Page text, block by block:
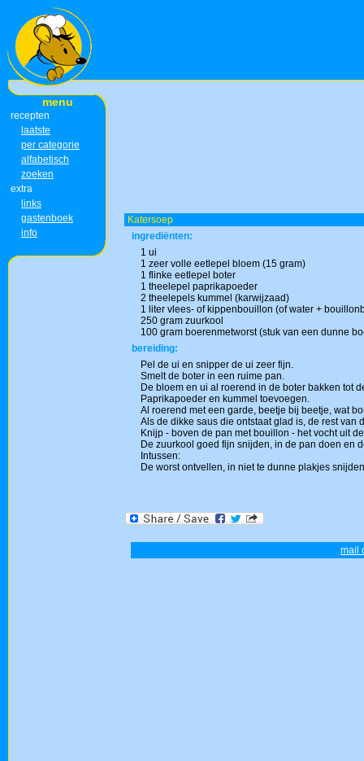
menu
recepten
laatste
per categorie
alfabetisch
zoeken
extra
links
gastenboek
info
Katersoep
ingrediënten:
1 ui
1 zeer volle eetlepel bloem (15 gram)
1 flinke eetlepel boter
1 theelepel paprikapoeder
2 theelepels kummel (karwijzaad)
1 liter vlees- of kippenbouillon (of water +
250 gram zuurkool
100 gram boerenmetworst (stuk van een dunne
bereiding:
Pel de ui en snipper de ui zeer fijn.
Smelt de boter in een ruime pan.
De bloem en ui al roerend in de boter bakken tot
Paprikapoeder en kummel toevoegen.
Al roerend met een garde, beetje bij beetje, wat
Als de dikke saus die ontstaat glad is, de rest van
Knijp - boven de pan met bouillon - het vocht uit
De zuurkool goed fijn snijden, in de pan doen en
Intussen:
De worst ontvellen, in niet te dunne plakjes
mail